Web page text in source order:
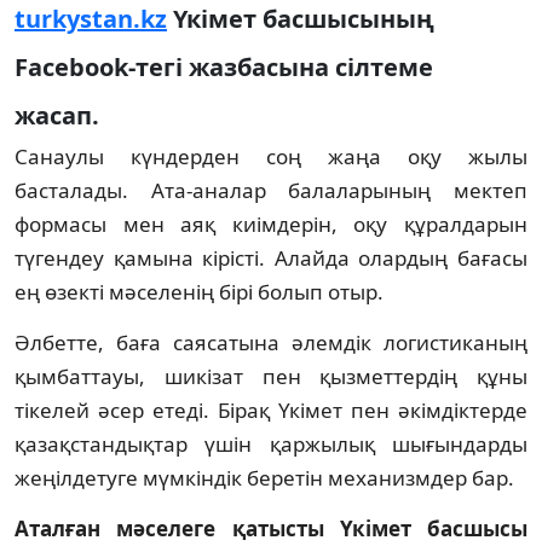
turkystan.kzҮкімет басшысының
Facebook-тегі жазбасына сілтеме
жасап.
Санаулы күндерден соң жаңа оқу жылы
басталады. Ата-аналар балаларының мектеп
формасы мен аяқ киімдерін, оқу құралдарын
түгендеу қамына кірісті. Алайда олардың бағасы
ең өзекті мәселенің бірі болып отыр.
Әлбетте, баға саясатына әлемдік логистиканың
қымбаттауы, шикізат пен қызметтердің құны
тікелей әсер етеді. Бірақ Үкімет пен әкімдіктерде
қазақстандықтар үшін қаржылық шығындарды
жеңілдетуге мүмкіндік беретін механизмдер бар.
Аталған мәселеге қатысты Үкімет басшысы